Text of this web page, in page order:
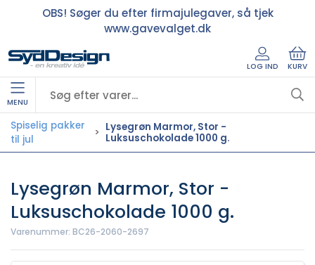
OBS! Søger du efter firmajulegaver, så tjek
www.gavevalget.dk
LOG IND KURV
MENU
Spiselig pakker
til jul
Lysegrøn Marmor, Stor -
Luksuschokolade 1000 g.
Lysegrøn Marmor, Stor -
Luksuschokolade 1000 g.
Varenummer: BC26-2060-2697